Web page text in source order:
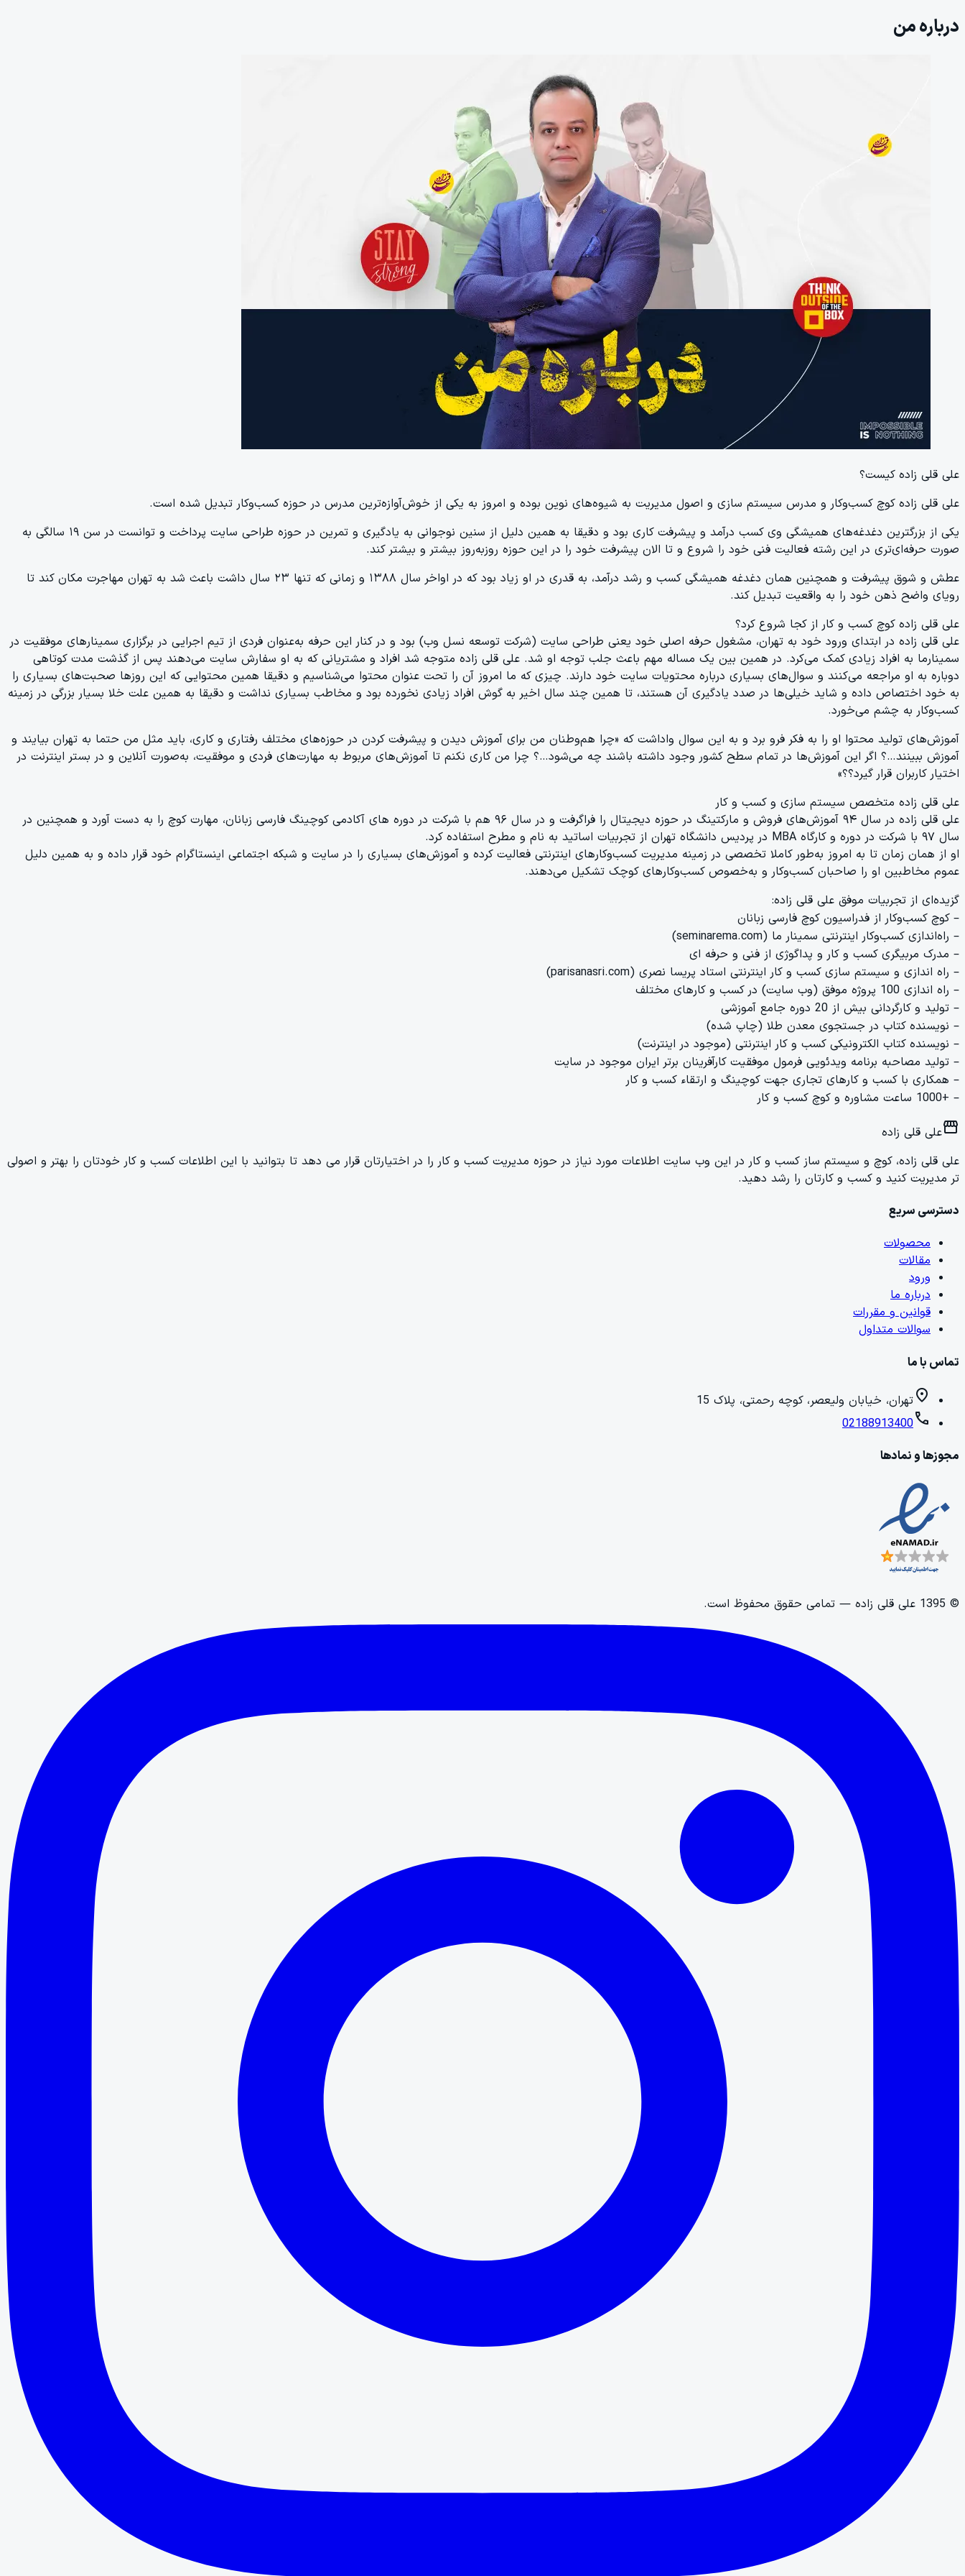
درباره من
علی قلی زاده کیست؟
علی قلی زاده کوچ کسب‌وکار و مدرس سیستم ‌سازی و اصول مدیریت به شیوه‌های نوین بوده و امروز به یکی از خوش‌آوازه‌ترین مدرس در حوزه کسب‌وکار تبدیل شده است.
یکی از بزرگترین دغدغه‌های همیشگی وی کسب درآمد و پیشرفت‌ کاری بود و دقیقا به همین دلیل از سنین نوجوانی به یادگیری و تمرین در حوزه طراحی سایت پرداخت و توانست در سن ۱۹ سالگی به
صورت حرفه‌ای‌تری در این رشته فعالیت فنی خود را شروع و تا الان پیشرفت خود را در این حوزه روزبه‌روز بیشتر و بیشتر کند.
عطش و شوق پیشرفت و همچنین همان دغدغه همیشگی کسب و رشد درآمد، به قدری در او زیاد بود که در اواخر سال ۱۳۸۸ و زمانی که تنها ۲۳ سال داشت باعث شد به تهران مهاجرت مکان کند تا
رویای واضح ذهن خود را به واقعیت تبدیل کند.
علی قلی زاده کوچ کسب و کار از کجا شروع کرد؟
علی قلی‌ زاده در ابتدای ورود خود به تهران، مشغول حرفه اصلی خود یعنی طراحی سایت (شرکت توسعه نسل وب) بود و در کنار این حرفه به‌عنوان فردی از تیم اجرایی در برگزاری سمینارهای موفقیت در
سمینارما به افراد زیادی کمک می‌کرد. در همین بین یک مساله مهم باعث جلب توجه او شد. علی قلی زاده متوجه شد افراد و مشتریانی که به او سفارش سایت می‌دهند پس از گذشت مدت کوتاهی
دوباره به او مراجعه می‌کنند و سوال‌های بسیاری درباره محتویات سایت خود دارند. چیزی که ما امروز آن را تحت عنوان محتوا می‌شناسیم و دقیقا همین محتوایی که این روزها صحبت‌های بسیاری را
به خود اختصاص داده و شاید خیلی‌ها در صدد یادگیری آن هستند، تا همین چند سال اخیر به گوش افراد زیادی نخورده بود و مخاطب بسیاری نداشت و دقیقا به همین علت خلا بسیار بزرگی در زمینه
کسب‌وکار به چشم می‌خورد.
آموزش‌های تولید محتوا او را به فکر فرو برد و به این سوال واداشت که «چرا هم‌وطنان من برای آموزش دیدن و پیشرفت کردن در حوزه‌های مختلف رفتاری و کاری، باید مثل من حتما به تهران بیایند و
آموزش ببینند…؟ اگر این آموزش‌ها در تمام سطح کشور وجود داشته باشند چه می‌شود…؟ چرا من کاری نکنم تا آموزش‌های مربوط به مهارت‌های فردی و موفقیت، به‌صورت آنلاین و در بستر اینترنت در
اختیار کاربران قرار گیرد؟؟»
علی قلی زاده متخصص سیستم سازی و کسب و کار
علی قلی زاده در سال ۹۴ آموزش‌های فروش و مارکتینگ در حوزه‌ دیجیتال را فراگرفت و در سال ۹۶ هم با شرکت در دوره های آکادمی کوچینگ فارسی زبانان، مهارت کوچ را به دست آورد و همچنین در
سال ۹۷ با شرکت در دوره و کارگاه MBA در پردیس دانشگاه تهران از تجربیات اساتید به نام و مطرح استفاده کرد.
او از همان زمان تا به امروز به‌طور کاملا تخصصی در زمینه مدیریت کسب‌وکارهای اینترنتی فعالیت کرده و آموزش‌های بسیاری را در سایت و شبکه اجتماعی اینستاگرام خود قرار داده و به همین دلیل
عموم مخاطبین او را صاحبان کسب‌وکار و به‌خصوص کسب‌وکارهای کوچک تشکیل می‌دهند.
گزیده‌ای از تجربیات موفق علی قلی زاده:
– کوچ کسب‌وکار از فدراسیون کوچ فارسی زبانان
– راه‌اندازی کسب‌وکار اینترنتی سمینار ما (seminarema.com)
– مدرک مربیگری کسب و کار و پداگوژی از فنی و حرفه ای
– راه اندازی و سیستم سازی کسب و کار اینترنتی استاد پریسا نصری (parisanasri.com)
– راه اندازی 100 پروژه موفق (وب سایت) در کسب و کارهای مختلف
– تولید و کارگردانی بیش از 20 دوره جامع آموزشی
– نویسنده کتاب در جستجوی معدن طلا (چاپ شده)
– نویسنده کتاب الکترونیکی کسب و کار اینترنتی (موجود در اینترنت)
– تولید مصاحبه برنامه ویدئویی فرمول موفقیت کارآفرینان برتر ایران موجود در سایت
– همکاری با کسب و کارهای تجاری جهت کوچینگ و ارتقاء کسب و کار
– +1000 ساعت مشاوره و کوچ کسب و کار
storefrontعلی قلی زاده
علی قلی زاده، کوچ و سیستم ساز کسب و کار در این وب سایت اطلاعات مورد نیاز در حوزه مدیریت کسب و کار را در اختیارتان قرار می دهد تا بتوانید با این اطلاعات کسب و کار خودتان را بهتر و اصولی
تر مدیریت کنید و کسب و کارتان را رشد دهید.
دسترسی سریع
محصولات
مقالات
ورود
درباره ما
قوانین و مقررات
سوالات متداول
تماس با ما
location_onتهران، خیابان ولیعصر، کوچه رحمتی، پلاک 15
call
02188913400
مجوزها و نمادها
©
1395 علی قلی زاده — تمامی حقوق محفوظ است.